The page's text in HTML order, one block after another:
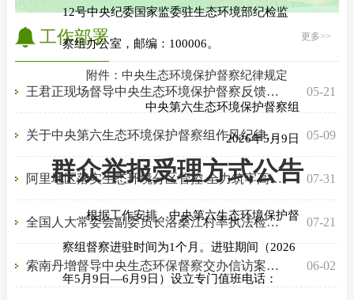
12号中央纪委国家监委驻生态环境部纪检监
察组办公室，邮编：100006。
附件：中央生态环境保护督察纪律规定
中央第六生态环境保护督察组
2026年5月9日
群众举报受理方式公告
根据工作安排，中央第六生态环境保护督
察组督察进驻时间为1个月。进驻期间（2026
年5月9日—6月9日）设立专门值班电话：
工作部署 更多>>
王君正现场督导中央生态环境保护督察反馈问题整改工作 05-21
关于中央第六生态环境保护督察组作风纪律监督举报方式的公告 05-09
阿里地区落实生态环境分区管控 全力筑牢高原生态安全屏障 07-31
全国人大常委会副委员长洛桑江村率执法检查组在西藏开展青藏... 07-21
索南丹增督导中央生态环保督察交办信访案件整改工作 06-02